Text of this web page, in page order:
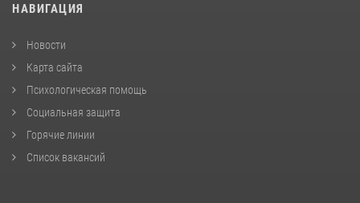
НАВИГАЦИЯ
Новости
Карта сайта
Психологическая помощь
Социальная защита
Горячие линии
Список вакансий